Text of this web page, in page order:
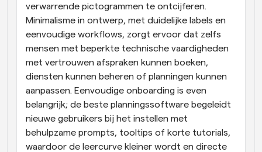
verwarrende pictogrammen te ontcijferen.
Minimalisme in ontwerp, met duidelijke labels en
eenvoudige workflows, zorgt ervoor dat zelfs
mensen met beperkte technische vaardigheden
met vertrouwen afspraken kunnen boeken,
diensten kunnen beheren of planningen kunnen
aanpassen. Eenvoudige onboarding is even
belangrijk; de beste planningssoftware begeleidt
nieuwe gebruikers bij het instellen met
behulpzame prompts, tooltips of korte tutorials,
waardoor de leercurve kleiner wordt en directe